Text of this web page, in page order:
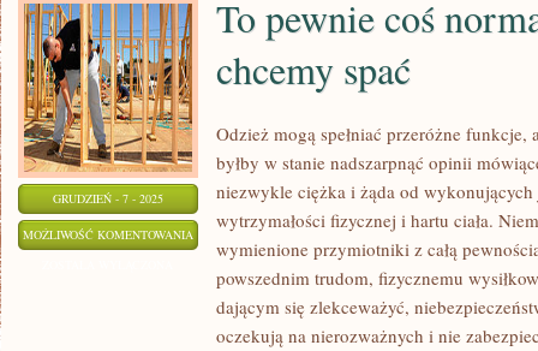
GRUDZIEŃ - 7 - 2025
MOŻLIWOŚĆ KOMENTOWANIA
PEWNIE
NORMALNEGO,
To pewnie coś
chcemy spać
Odzież mogą spełniać przeróżne
byłby w stanie nadszarpnąć opinii
niezwykle ciężka i żąda od
wytrzymałości fizycznej i hartu ciała.
wymienione przymiotniki z całą
powszednim trudom, fizycznemu
dającym się zlekceważyć,
oczekują na nierozważnych i nie